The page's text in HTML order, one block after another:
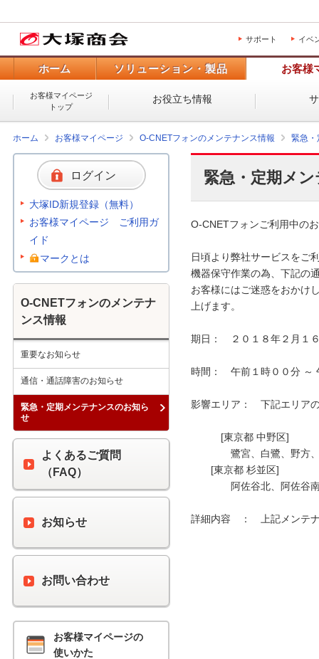
サポート イベ
ホーム ソリューション・製品 お客様
お客様マイページ
トップ
お役立ち情報
ホーム お客様マイページ O-CNETフォンのメンテナンス情報 緊急・
緊急・定期メ
O-CNETフォンご利用中の
日頃より弊社サービスをご
機器保守作業の為、下記の
お客様にはご迷惑をおかけ
上げます。
期日：　２０１８年２月１
時間：　午前１時００分 ～
影響エリア：　下記エリ
[東京都 中野区]
鷺宮、白鷺、野方、
[東京都 杉並区]
阿佐谷北、阿佐谷南、
詳細内容　：　上記メンテ
ログイン
大塚ID新規登録（無料）
お客様マイページ ご利用ガ
イド
マークとは
O-CNETフォンのメンテナ
ンス情報
重要なお知らせ
通信・通話障害のお知らせ
緊急・定期メンテナンスのお知ら
せ
よくあるご質問
（FAQ）
お知らせ
お問い合わせ
お客様マイページの
使いかた